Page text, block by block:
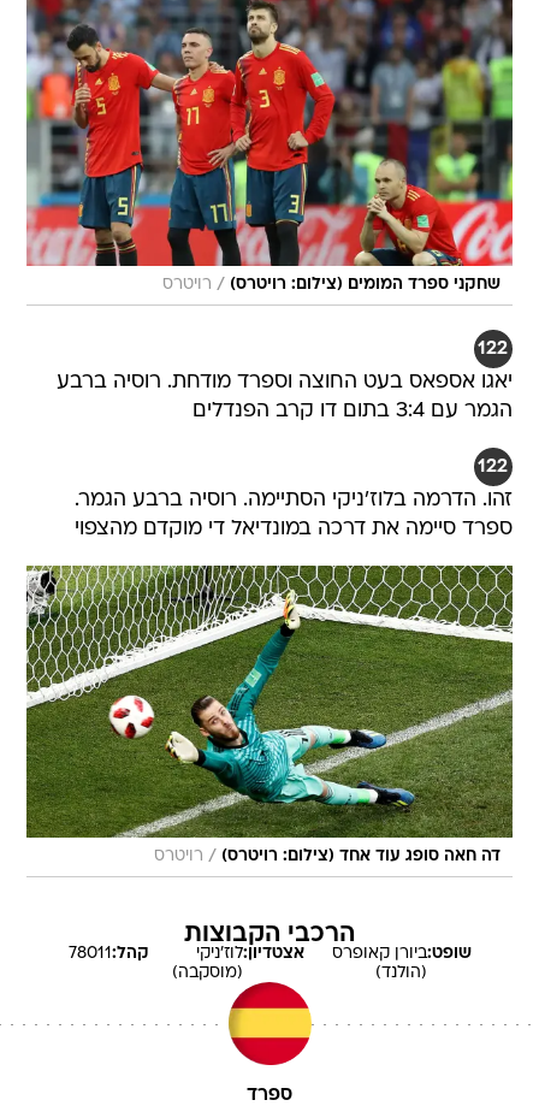
שחקני ספרד המומים (צילום: רויטרס) / רויטרס
122
יאגו אספאס בעט החוצה וספרד מודחת. רוסיה ברבע
הגמר עם 3:4 בתום דו קרב הפנדלים
122
זהו. הדרמה בלוז'ניקי הסתיימה. רוסיה ברבע הגמר.
ספרד סיימה את דרכה במונדיאל די מוקדם מהצפוי
דה חאה סופג עוד אחד (צילום: רויטרס) / רויטרס
הרכבי הקבוצות
שופט:ביורן
קאופרס
(הולנד)
אצטדיון:לוז'ניקי
(מוסקבה)
קהל: 78011
ספרד